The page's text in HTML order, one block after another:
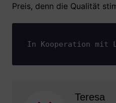
Preis, denn die Qualität
In Kooperation mit
Teresa